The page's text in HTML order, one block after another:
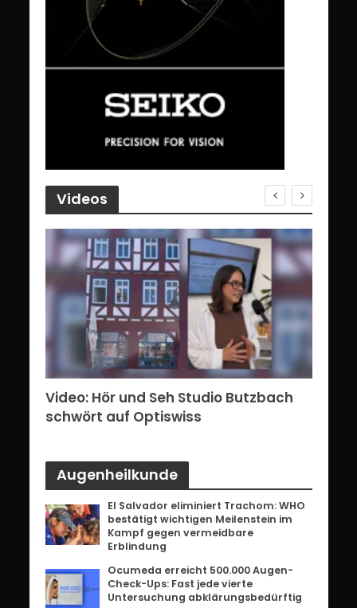
Videos
Video: Hör und Seh Studio Butzbach
schwört auf Optiswiss
Augenheilkunde
El Salvador eliminiert Trachom: WHO
bestätigt wichtigen Meilenstein im
Kampf gegen vermeidbare
Erblindung
Ocumeda erreicht 500.000 Augen-
Check-Ups: Fast jede vierte
Untersuchung abklärungsbedürftig